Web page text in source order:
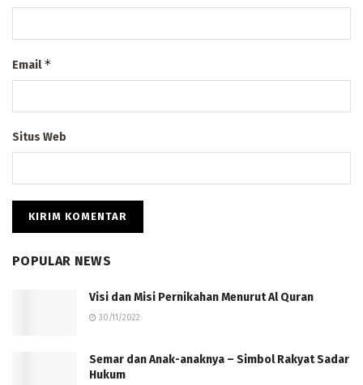
Email*
Situs Web
POPULAR NEWS
Visi dan Misi Pernikahan Menurut Al Quran
30/11/2022
Semar dan Anak-anaknya – Simbol Rakyat Sadar
Hukum